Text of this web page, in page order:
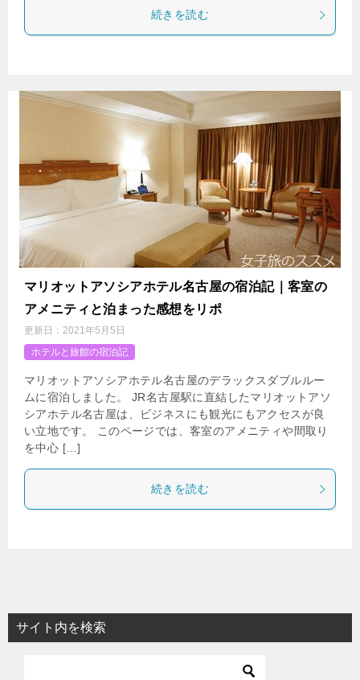
続きを読む
マリオットアソシアホテル名古屋の宿泊記｜客室の
アメニティと泊まった感想をリポ
更新日： 2021年5月5日
ホテルと旅館の宿泊記
マリオットアソシアホテル名古屋のデラックスダブルルー
ムに宿泊しました。 JR名古屋駅に直結したマリオットアソ
シアホテル名古屋は、ビジネスにも観光にもアクセスが良
い立地です。 このページでは、客室のアメニティや間取り
を中心 […]
続きを読む
サイト内を検索